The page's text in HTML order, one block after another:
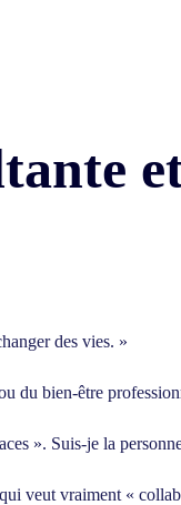
des vies. »
du bien-être
». Suis-je la
veut vraiment «